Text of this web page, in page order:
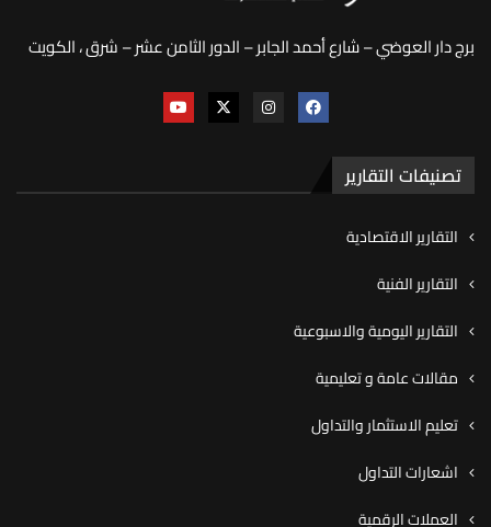
برج دار العوضي – شارع أحمد الجابر – الدور الثامن عشر – شرق ، الكويت
تصنيفات التقارير
التقارير الاقتصادية
التقارير الفنية
التقارير اليومية والاسبوعية
مقالات عامة و تعليمية
تعليم الاستثمار والتداول
اشعارات التداول
العملات الرقمية